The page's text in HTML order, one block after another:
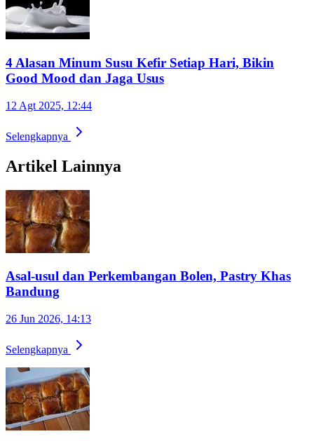
4 Alasan Minum Susu Kefir Setiap Hari, Bikin
Good Mood dan Jaga Usus
12 Agt 2025, 12:44
Selengkapnya
Artikel Lainnya
Asal-usul dan Perkembangan Bolen, Pastry Khas
Bandung
26 Jun 2026, 14:13
Selengkapnya